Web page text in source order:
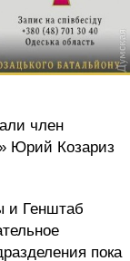
член
Юрий Козариз
и Генштаб
пока